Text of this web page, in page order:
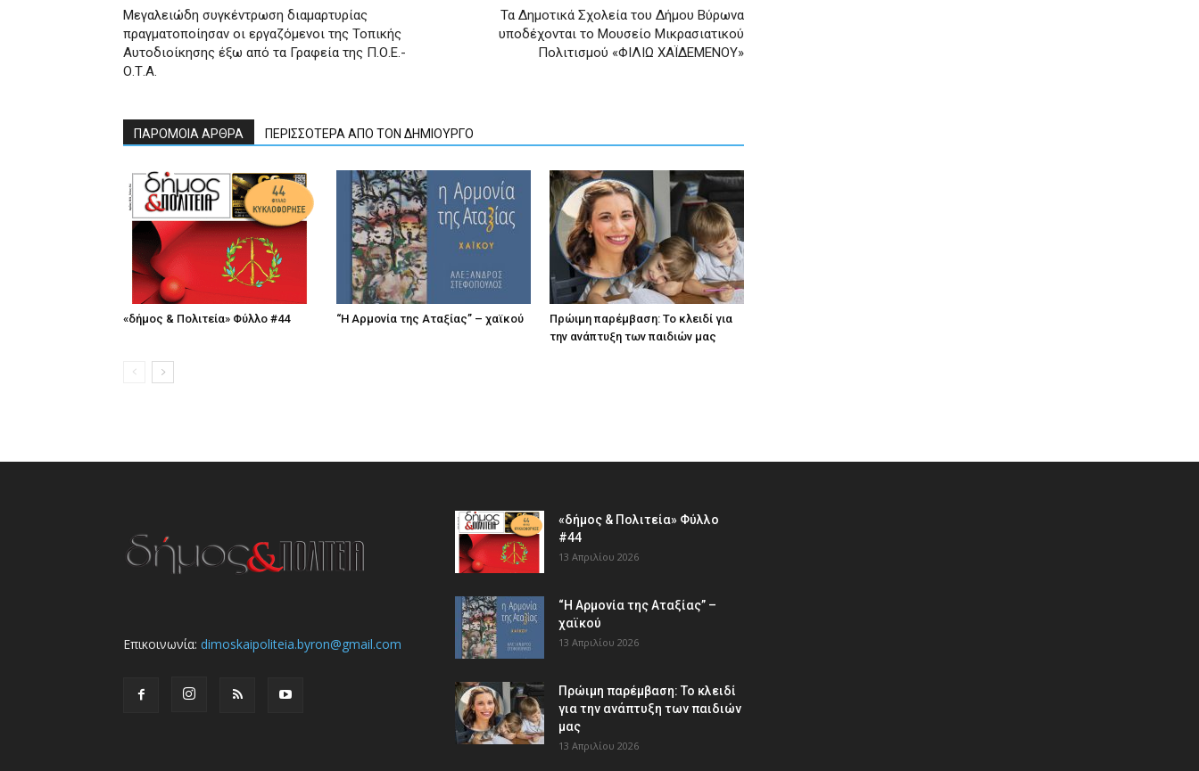
Μεγαλειώδη συγκέντρωση διαμαρτυρίας
πραγματοποίησαν οι εργαζόμενοι της Τοπικής
Αυτοδιοίκησης έξω από τα Γραφεία της Π.Ο.Ε.-
Ο.Τ.Α.
Τα Δημοτικά Σχολεία του Δήμου Βύρωνα
υποδέχονται το Μουσείο Μικρασιατικού
Πολιτισμού «ΦΙΛΙΩ ΧΑΪΔΕΜΕΝΟΥ»
ΠΑΡΟΜΟΙΑ ΑΡΘΡΑ ΠΕΡΙΣΣΟΤΕΡΑ ΑΠΟ ΤΟΝ ΔΗΜΙΟΥΡΓΟ
«δήμος & Πολιτεία» Φύλλο #44 “Η Αρμονία της Αταξίας” – χαϊκού
Πρώιμη παρέμβαση: Το κλειδί για
την ανάπτυξη των παιδιών µας
Επικοινωνία: dimoskaipoliteia.byron@gmail.com
«δήμος & Πολιτεία» Φύλλο
#44
13 Απριλίου 2026
“Η Αρμονία της Αταξίας” –
χαϊκού
13 Απριλίου 2026
Πρώιμη παρέμβαση: Το κλειδί
για την ανάπτυξη των παιδιών
µας
13 Απριλίου 2026